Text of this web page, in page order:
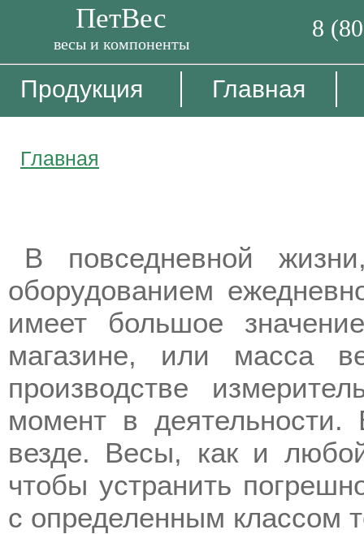
ПетВес
весы и компоненты
8
Продукция Главная
Главная
В повседневной
оборудованием
имеет большое
магазине, или масса
производстве
момент в деятельности.
везде. Весы, как и
чтобы устранить
с определенным классом